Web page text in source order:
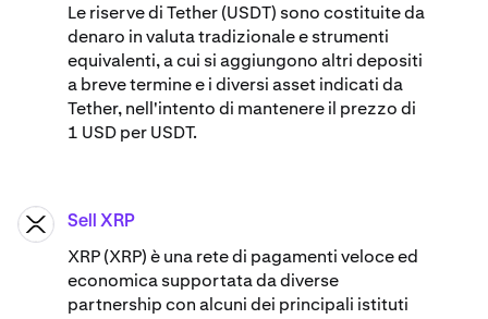
Le riserve di Tether (USDT) sono costituite da
denaro in valuta tradizionale e strumenti
equivalenti, a cui si aggiungono altri depositi
a breve termine e i diversi asset indicati da
Tether, nell'intento di mantenere il prezzo di
1 USD per USDT.
XRP Sell XRP
XRP (XRP) è una rete di pagamenti veloce ed
economica supportata da diverse
partnership con alcuni dei principali istituti